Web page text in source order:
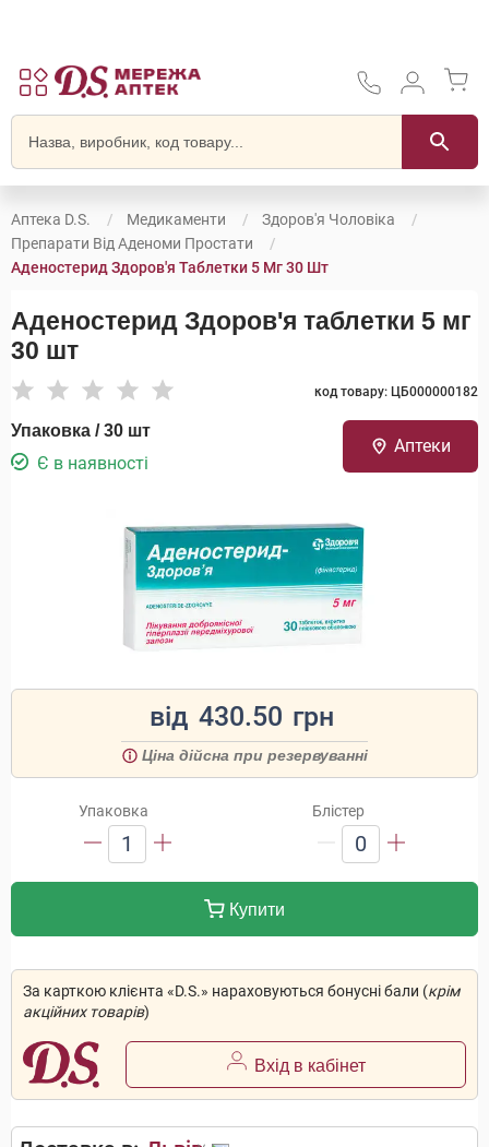
Аптека D.S. Медикаменти
Здоров'я Чоловіка
Препарати Від Аденоми Простати
Аденостерид Здоров'я Таблетки 5 Мг 30 Шт
Аденостерид Здоров'я таблетки 5 мг
30 шт
код товару: ЦБ000000182
Упаковка / 30 шт
Є в наявності
Аптеки
від 430.50 грн
Ціна дійсна при резервуванні
Упаковка
1
Блістер
0
Купити
За карткою клієнта «D.S.» нараховуються бонусні бали (крім
акційних товарів)
Вхід в кабінет